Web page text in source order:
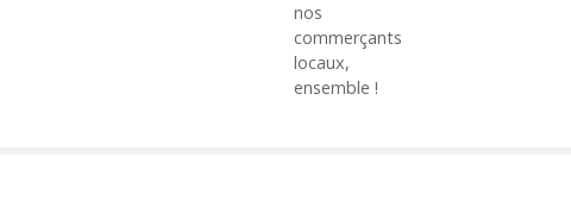
nos
commerçants
locaux,
ensemble !